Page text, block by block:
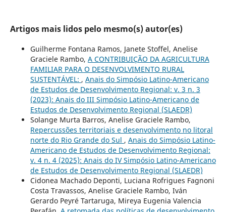
Artigos mais lidos pelo mesmo(s) autor(es)
Guilherme Fontana Ramos, Janete Stoffel, Anelise
Graciele Rambo, A CONTRIBUIÇÃO DA AGRICULTURA
FAMILIAR PARA O DESENVOLVIMENTO RURAL
SUSTENTÁVEL: , Anais do Simpósio Latino-Americano
de Estudos de Desenvolvimento Regional: v. 3 n. 3
(2023): Anais do III Simpósio Latino-Americano de
Estudos de Desenvolvimento Regional (SLAEDR)
Solange Murta Barros, Anelise Graciele Rambo,
Repercussões territoriais e desenvolvimento no litoral
norte do Rio Grande do Sul , Anais do Simpósio Latino-
Americano de Estudos de Desenvolvimento Regional:
v. 4 n. 4 (2025): Anais do IV Simpósio Latino-Americano
de Estudos de Desenvolvimento Regional (SLAEDR)
Cidonea Machado Deponti, Luciana Rofrigues Fagnoni
Costa Travassos, Anelise Graciele Rambo, Iván
Gerardo Peyré Tartaruga, Mireya Eugenia Valencia